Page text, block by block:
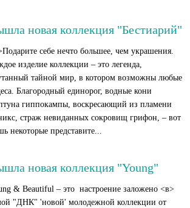
новая коллекция "Бестиарий"
себе нечто большее, чем украшения.
изделие коллекции – это легенда,
тайной мир, в котором возможны любые
Благородный единорог, водные кони
гиппокампы, воскресающий из пламени
страж невиданных сокровищ грифон, – вот
некоторые представите...
новая коллекция "Young"
& Beautiful – это настроение заложено <в>
"ДНК" 'новой' молодежной коллекции от